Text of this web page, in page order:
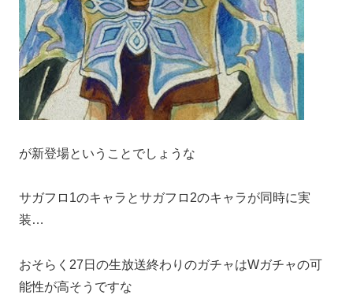
が新登場ということでしょうな
サガフロ1のキャラとサガフロ2のキャラが同時に実
装…
おそらく27日の生放送終わりのガチャはWガチャの可
能性が高そうですな